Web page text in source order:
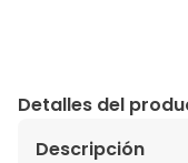
Detalles del
Descripción